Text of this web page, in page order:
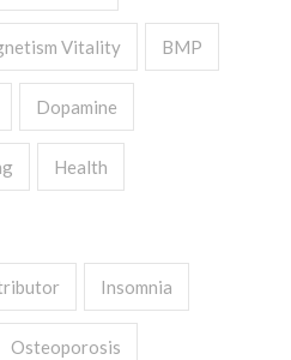
Vitality BMP
Dopamine
Health
Insomnia
Osteoporosis